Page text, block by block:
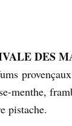
DES
menthe,
pistache.